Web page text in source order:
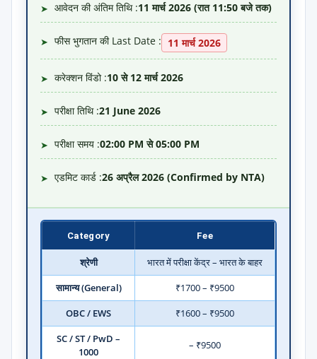
➤ आवेदन की अंतिम तिथि :11 मार्च 2026 (रात 11:50 बजे तक)
➤ फीस भुगतान की Last Date : 11 मार्च 2026
➤ करेक्शन विंडो :10 से 12 मार्च 2026
➤ परीक्षा तिथि :21 June 2026
➤ परीक्षा समय :02:00 PM से 05:00 PM
➤ एडमिट कार्ड :26 अप्रैल 2026 (Confirmed by NTA)
Category Fee
श्रेणी
भारत में परीक्षा केंद्र – भारत के बाहर
सामान्य (General)
₹1700 – ₹9500
OBC / EWS
₹1600 – ₹9500
SC / ST / PwD –
1000
– ₹9500